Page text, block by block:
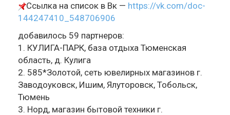
Ссылка на список в Вк — https://vk.com/doc-
144247410_548706906
добавилось 59 партнеров:
1. КУЛИГА-ПАРК, база отдыха Тюменская
область, д. Кулига
2. 585*Золотой, сеть ювелирных магазинов г.
Заводоуковск, Ишим, Ялуторовск, Тобольск,
Тюмень
3. Норд, магазин бытовой техники г.